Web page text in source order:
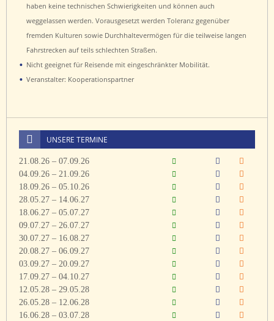
haben keine technischen Schwierigkeiten und können auch
weggelassen werden. Vorausgesetzt werden Toleranz gegenüber
fremden Kulturen sowie Durchhaltevermögen für die teilweise langen
Fahrstrecken auf teils schlechten Straßen.
• Nicht geeignet für Reisende mit eingeschränkter Mobilität.
• Veranstalter: Kooperationspartner
UNSERE TERMINE
21.08.26 – 07.09.26
04.09.26 – 21.09.26
18.09.26 – 05.10.26
28.05.27 – 14.06.27
18.06.27 – 05.07.27
09.07.27 – 26.07.27
30.07.27 – 16.08.27
20.08.27 – 06.09.27
03.09.27 – 20.09.27
17.09.27 – 04.10.27
12.05.28 – 29.05.28
26.05.28 – 12.06.28
16.06.28 – 03.07.28